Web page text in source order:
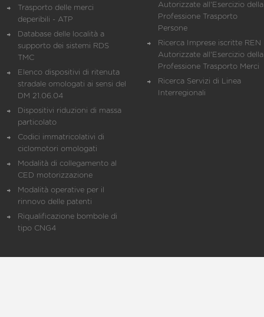
Trasporto delle merci
deperibili - ATP
Database delle località a
supporto dei sistemi RDS
TMC
Elenco dispositivi di ritenuta
stradale omologati ai sensi del
DM 21.06.04
Dispositivi riduzioni di massa
particolato
Codici immatricolativi di
ciclomotori omologati
Modalità di collegamento al
CED motorizzazione
Modalità operative per il
rinnovo delle patenti
Riqualificazione bombole di
tipo CNG4
Autorizzate all'Esercizio della
Professione Trasporto
Persone
Ricerca Imprese iscritte REN
Autorizzate all'Esercizio della
Professione Trasporto Merci
Ricerca Servizi di Linea
Interregionali